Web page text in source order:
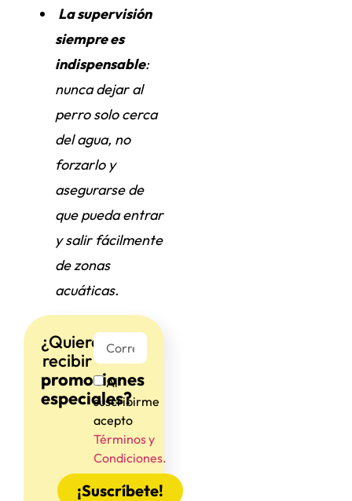
La supervisión
siempre es
indispensable:
nunca dejar al
perro solo cerca
del agua, no
forzarlo y
asegurarse de
que pueda entrar
y salir fácilmente
de zonas
acuáticas.
¿Quieres
recibir
promociones
especiales?
Al
suscribirme
acepto
Términos y
Condiciones.
¡Suscríbete!